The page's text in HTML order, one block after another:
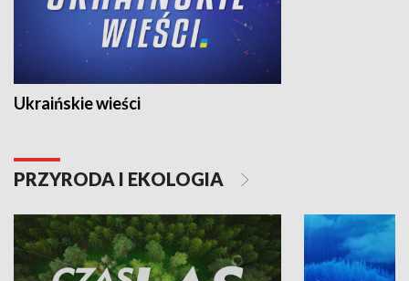
Ukraińskie wieści
PRZYRODA I EKOLOGIA